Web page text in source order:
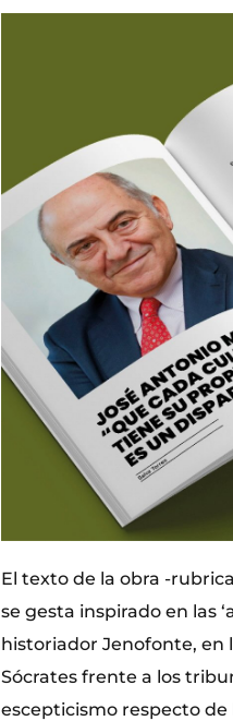
El texto de la obra -
se gesta inspirado en las
historiador Jenofonte, en
Sócrates frente a los
escepticismo respecto de